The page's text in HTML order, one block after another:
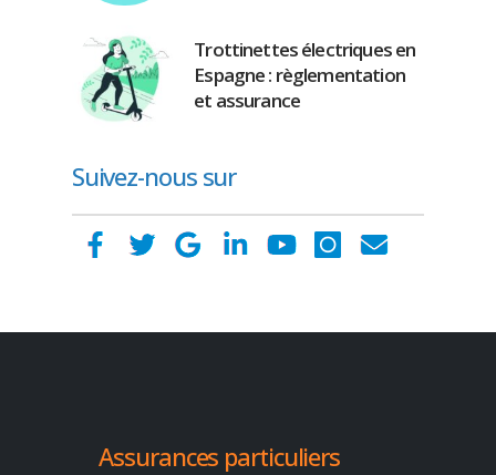
Trottinettes électriques en
Espagne : règlementation
et assurance
Suivez-nous sur
Assurances particuliers